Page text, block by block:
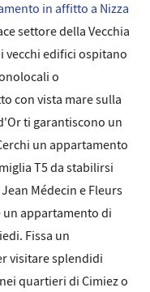
in affitto a Nizza
settore della Vecchia
vecchi edifici ospitano
o
con vista mare sulla
ti garantiscono un
un appartamento
T5 da stabilirsi
Médecin e Fleurs
un appartamento di
Fissa un
visitare splendidi
quartieri di Cimiez o